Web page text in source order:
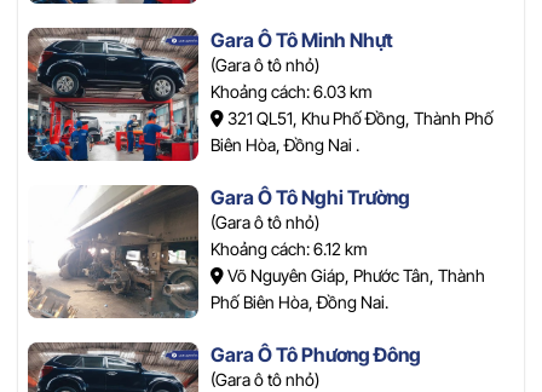
Gara Ô Tô Minh Nhựt
(Gara ô tô nhỏ)
Khoảng cách: 6.03 km
321 QL51, Khu Phố Đồng, Thành Phố
Biên Hòa, Đồng Nai .
Gara Ô Tô Nghi Trường
(Gara ô tô nhỏ)
Khoảng cách: 6.12 km
Võ Nguyên Giáp, Phước Tân, Thành
Phố Biên Hòa, Đồng Nai.
Gara Ô Tô Phương Đông
(Gara ô tô nhỏ)